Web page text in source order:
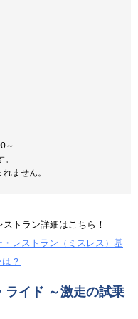
～
ません。
トラン詳細はこちら！
・レストラン（ミスレス）基
？
イド ～激走の試乗